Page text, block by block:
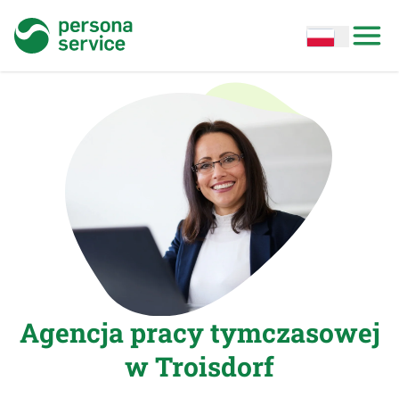
persona service Open options
Agencja pracy tymczasowej
w Troisdorf